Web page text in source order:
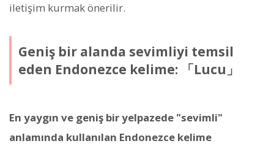
iletişim kurmak önerilir.
Geniş bir alanda sevimliyi temsil
eden Endonezce kelime: 「Lucu」
En yaygın ve geniş bir yelpazede "sevimli"
anlamında kullanılan Endonezce kelime